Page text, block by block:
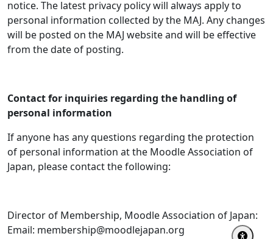
notice. The latest privacy policy will always apply to
personal information collected by the MAJ. Any changes
will be posted on the MAJ website and will be effective
from the date of posting.
Contact for inquiries regarding the handling of
personal information
If anyone has any questions regarding the protection
of personal information at the Moodle Association of
Japan, please contact the following:
Director of Membership, Moodle Association of Japan:
Email: membership@moodlejapan.org